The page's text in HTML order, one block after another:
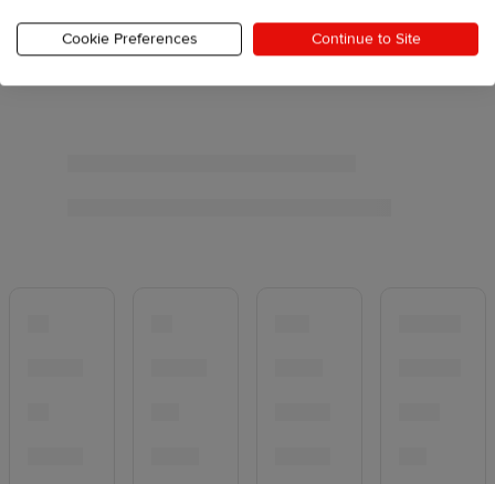
Cookie Preferences Continue to Site